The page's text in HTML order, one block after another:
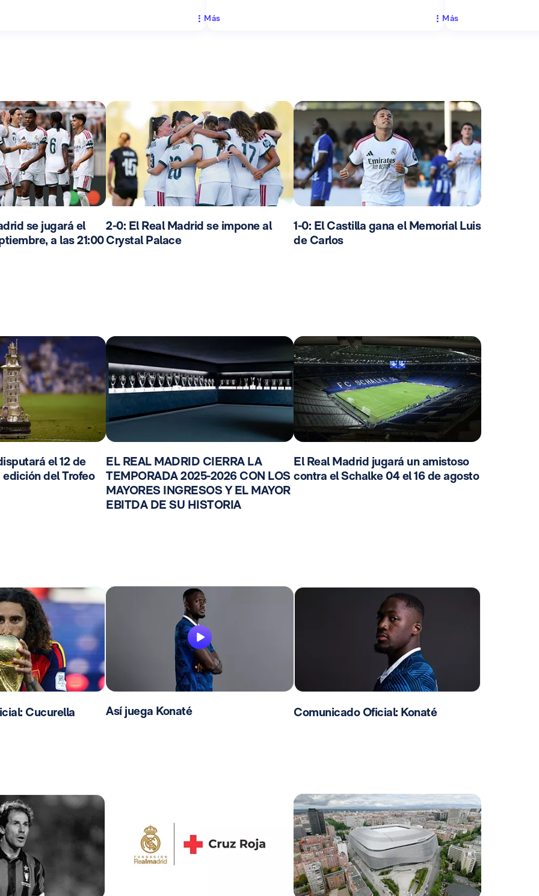
Más Más
se jugará el
a las 21:00
2-0: El Real Madrid se impone al
Crystal Palace
1-0: El Castilla gana el Memorial Luis
de Carlos
el 12 de
del Trofeo
EL REAL MADRID CIERRA LA
TEMPORADA 2025-2026 CON LOS
MAYORES INGRESOS Y EL MAYOR
EBITDA DE SU HISTORIA
El Real Madrid jugará un amistoso
contra el Schalke 04 el 16 de agosto
Cucurella Así juega Konaté Comunicado Oficial: Konaté